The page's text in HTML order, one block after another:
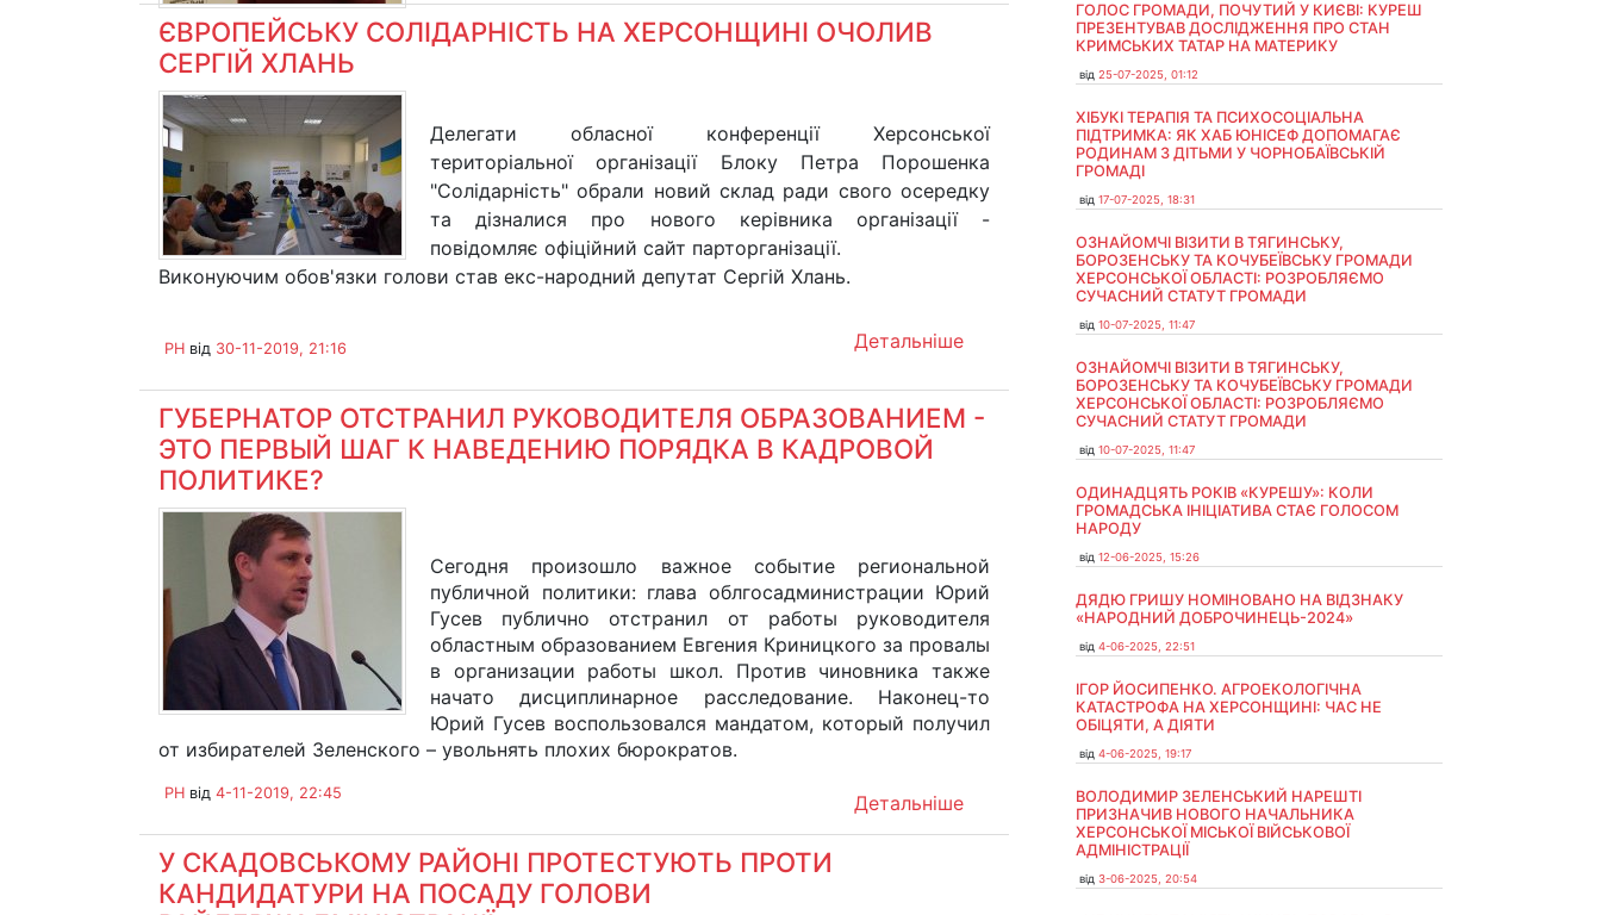
ЄВРОПЕЙСЬКУ СОЛІДАРНІСТЬ НА ХЕРСОНЩИНІ ОЧОЛИВ
СЕРГІЙ ХЛАНЬ
Делегати обласної конференції Херсонської
територіальної організації Блоку Петра Порошенка
"Солідарність" обрали новий склад ради свого осередку
та дізналися про нового керівника організації -
повідомляє офіційний сайт парторганізації.
Виконуючим обов'язки голови став екс-народний депутат Сергій Хлань.
Детальніше
PH від 30-11-2019, 21:16
ГУБЕРНАТОР ОТСТРАНИЛ РУКОВОДИТЕЛЯ ОБРАЗОВАНИЕМ -
ЭТО ПЕРВЫЙ ШАГ К НАВЕДЕНИЮ ПОРЯДКА В КАДРОВОЙ
ПОЛИТИКЕ?
Сегодня произошло важное событие региональной
публичной политики: глава облгосадминистрации Юрий
Гусев публично отстранил от работы руководителя
областным образованием Евгения Криницкого за провалы
в организации работы школ. Против чиновника также
начато дисциплинарное расследование. Наконец-то
Юрий Гусев воспользовался мандатом, который получил
от избирателей Зеленского – увольнять плохих бюрократов.
Детальніше
PH від 4-11-2019, 22:45
У СКАДОВСЬКОМУ РАЙОНІ ПРОТЕСТУЮТЬ ПРОТИ
КАНДИДАТУРИ НА ПОСАДУ ГОЛОВИ
ГОЛОС ГРОМАДИ, ПОЧУТИЙ У КИЄВІ: КУРЕШ
ПРЕЗЕНТУВАВ ДОСЛІДЖЕННЯ ПРО СТАН
КРИМСЬКИХ ТАТАР НА МАТЕРИКУ
від 25-07-2025, 01:12
ХІБУКІ ТЕРАПІЯ ТА ПСИХОСОЦІАЛЬНА
ПІДТРИМКА: ЯК ХАБ ЮНІСЕФ ДОПОМАГАЄ
РОДИНАМ З ДІТЬМИ У ЧОРНОБАЇВСЬКІЙ
ГРОМАДІ
від 17-07-2025, 18:31
ОЗНАЙОМЧІ ВІЗИТИ В ТЯГИНСЬКУ,
БОРОЗЕНСЬКУ ТА КОЧУБЕЇВСЬКУ ГРОМАДИ
ХЕРСОНСЬКОЇ ОБЛАСТІ: РОЗРОБЛЯЄМО
СУЧАСНИЙ СТАТУТ ГРОМАДИ
від 10-07-2025, 11:47
ОЗНАЙОМЧІ ВІЗИТИ В ТЯГИНСЬКУ,
БОРОЗЕНСЬКУ ТА КОЧУБЕЇВСЬКУ ГРОМАДИ
ХЕРСОНСЬКОЇ ОБЛАСТІ: РОЗРОБЛЯЄМО
СУЧАСНИЙ СТАТУТ ГРОМАДИ
від 10-07-2025, 11:47
ОДИНАДЦЯТЬ РОКІВ «КУРЕШУ»: КОЛИ
ГРОМАДСЬКА ІНІЦІАТИВА СТАЄ ГОЛОСОМ
НАРОДУ
від 12-06-2025, 15:26
ДЯДЮ ГРИШУ НОМІНОВАНО НА ВІДЗНАКУ
«НАРОДНИЙ ДОБРОЧИНЕЦЬ-2024»
від 4-06-2025, 22:51
ІГОР ЙОСИПЕНКО. АГРОЕКОЛОГІЧНА
КАТАСТРОФА НА ХЕРСОНЩИНІ: ЧАС НЕ
ОБІЦЯТИ, А ДІЯТИ
від 4-06-2025, 19:17
ВОЛОДИМИР ЗЕЛЕНСЬКИЙ НАРЕШТІ
ПРИЗНАЧИВ НОВОГО НАЧАЛЬНИКА
ХЕРСОНСЬКОЇ МІСЬКОЇ ВІЙСЬКОВОЇ
АДМІНІСТРАЦІЇ
від 3-06-2025, 20:54